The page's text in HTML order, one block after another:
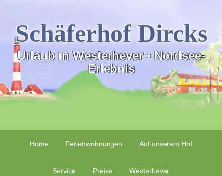
Schäferhof Dircks
Urlaub in Westerhever • Nordsee-
Erlebnis
Home Ferienwohnungen Auf unserem Hof
Service Preise Westerhever